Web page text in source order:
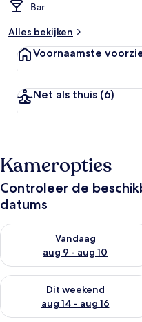
Bar
Alles bekijken
Voornaamste
Net als thuis (6)
Kameropties
Controleer de
datums
Vandaag
aug 9 - aug 10
De beschikbaarheid
Dit weekend
aug 14 - aug 16
De beschikbaarheid